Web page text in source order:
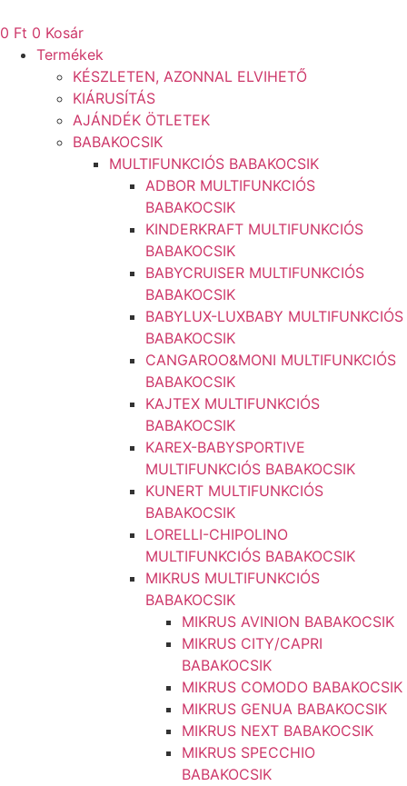
a
tartalomhoz
0 Ft 0 Kosár
Termékek
KÉSZLETEN, AZONNAL ELVIHETŐ
KIÁRUSÍTÁS
AJÁNDÉK ÖTLETEK
BABAKOCSIK
MULTIFUNKCIÓS BABAKOCSIK
ADBOR MULTIFUNKCIÓS
BABAKOCSIK
KINDERKRAFT MULTIFUNKCIÓS
BABAKOCSIK
BABYCRUISER MULTIFUNKCIÓS
BABAKOCSIK
BABYLUX-LUXBABY MULTIFUNKCIÓS
BABAKOCSIK
CANGAROO&MONI MULTIFUNKCIÓS
BABAKOCSIK
KAJTEX MULTIFUNKCIÓS
BABAKOCSIK
KAREX-BABYSPORTIVE
MULTIFUNKCIÓS BABAKOCSIK
KUNERT MULTIFUNKCIÓS
BABAKOCSIK
LORELLI-CHIPOLINO
MULTIFUNKCIÓS BABAKOCSIK
MIKRUS MULTIFUNKCIÓS
BABAKOCSIK
MIKRUS AVINION BABAKOCSIK
MIKRUS CITY/CAPRI
BABAKOCSIK
MIKRUS COMODO BABAKOCSIK
MIKRUS GENUA BABAKOCSIK
MIKRUS NEXT BABAKOCSIK
MIKRUS SPECCHIO
BABAKOCSIK